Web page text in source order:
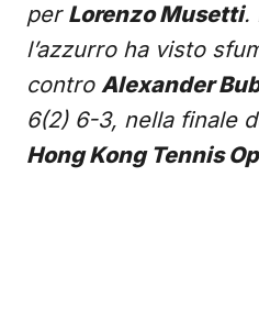
per Lorenzo Musetti.
l’azzurro ha visto
contro Alexander
6(2) 6-3, nella finale
Hong Kong Tennis